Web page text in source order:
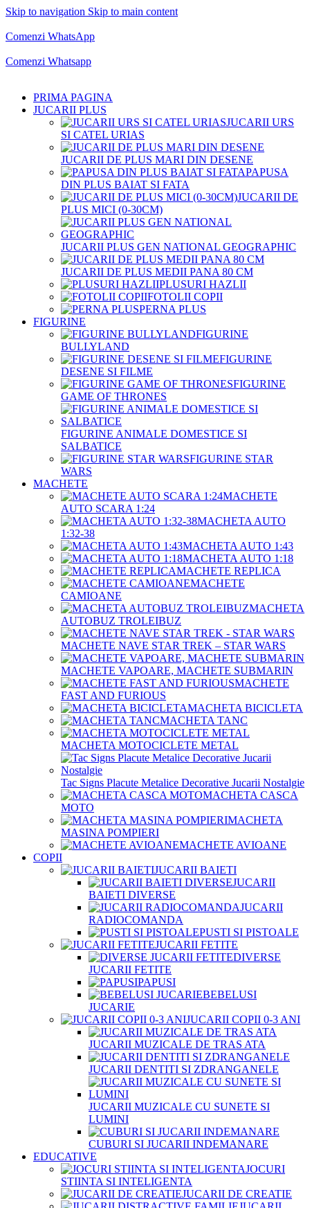
Skip to navigation Skip to main content
Comenzi WhatsApp
Comenzi Whatsapp
PRIMA PAGINA
JUCARII PLUS
JUCARII URS
SI CATEL URIAS
JUCARII DE PLUS MARI DIN DESENE
PAPUSA
DIN PLUS BAIAT SI FATA
JUCARII DE
PLUS MICI (0-30CM)
JUCARII PLUS GEN NATIONAL GEOGRAPHIC
JUCARII DE PLUS MEDII PANA 80 CM
PLUSURI HAZLII
FOTOLII COPII
PERNA PLUS
FIGURINE
FIGURINE
BULLYLAND
FIGURINE
DESENE SI FILME
FIGURINE
GAME OF THRONES
FIGURINE ANIMALE DOMESTICE SI
SALBATICE
FIGURINE STAR
WARS
MACHETE
MACHETE
AUTO SCARA 1:24
MACHETA AUTO
1:32-38
MACHETA AUTO 1:43
MACHETA AUTO 1:18
MACHETE REPLICA
MACHETE
CAMIOANE
MACHETA
AUTOBUZ TROLEIBUZ
MACHETE NAVE STAR TREK – STAR WARS
MACHETE VAPOARE, MACHETE SUBMARIN
MACHETE
FAST AND FURIOUS
MACHETA BICICLETA
MACHETA TANC
MACHETA MOTOCICLETE METAL
Tac Signs Placute Metalice Decorative Jucarii Nostalgie
MACHETA CASCA
MOTO
MACHETA
MASINA POMPIERI
MACHETE AVIOANE
COPII
JUCARII BAIETI
JUCARII
BAIETI DIVERSE
JUCARII
RADIOCOMANDA
PUSTI SI PISTOALE
JUCARII FETITE
DIVERSE
JUCARII FETITE
PAPUSI
BEBELUSI
JUCARIE
JUCARII COPII 0-3 ANI
JUCARII MUZICALE DE TRAS ATA
JUCARII DENTITI SI ZDRANGANELE
JUCARII MUZICALE CU SUNETE SI
LUMINI
CUBURI SI JUCARII INDEMANARE
EDUCATIVE
JOCURI
STIINTA SI INTELIGENTA
JUCARII DE CREATIE